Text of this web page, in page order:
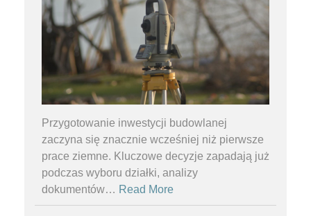
Przygotowanie inwestycji budowlanej
zaczyna się znacznie wcześniej niż pierwsze
prace ziemne. Kluczowe decyzje zapadają już
podczas wyboru działki, analizy
dokumentów… Read More